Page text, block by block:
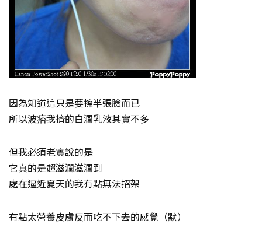
因為知道這只是要擦半張臉而已
所以波痞我擠的白潤乳液其實不多
但我必須老實說的是
它真的是超滋潤滋潤到
處在逼近夏天的我有點無法招架
有點太營養皮膚反而吃不下去的感覺（默）